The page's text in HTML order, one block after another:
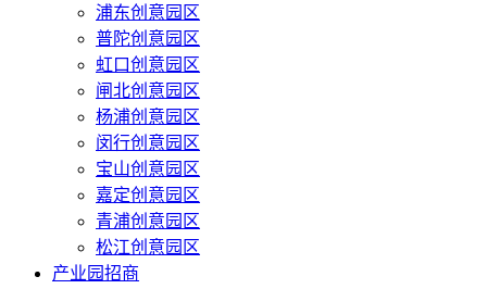
浦东创意园区
普陀创意园区
虹口创意园区
闸北创意园区
杨浦创意园区
闵行创意园区
宝山创意园区
嘉定创意园区
青浦创意园区
松江创意园区
产业园招商